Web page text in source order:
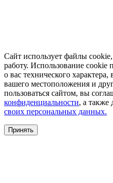
Сайт использует файлы
работу. Использование cookie
о вас технического
вашего местоположения и
пользоваться сайтом, вы
конфиденциальности, а также
своих персональных данных.
Принять